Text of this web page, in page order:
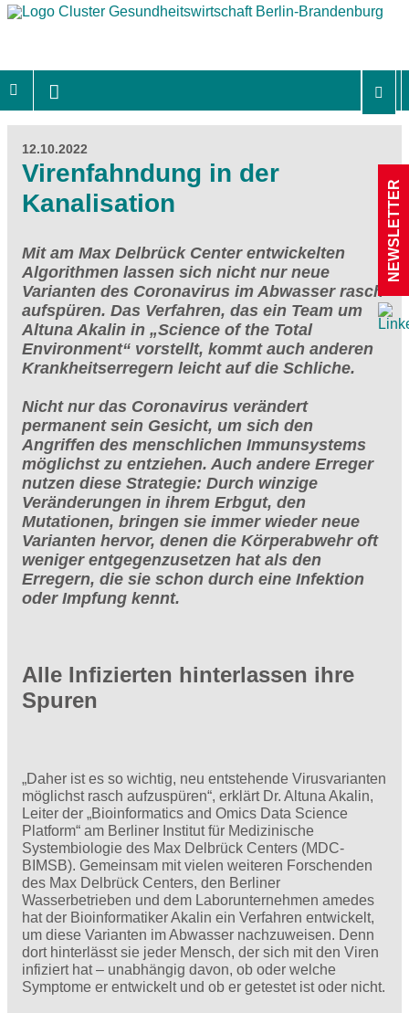
12.10.2022
Virenfahndung in der
Kanalisation
Mit am Max Delbrück Center entwickelten
Algorithmen lassen sich nicht nur neue
Varianten des Coronavirus im Abwasser rasch
aufspüren. Das Verfahren, das ein Team um
Altuna Akalin in „Science of the Total
Environment“ vorstellt, kommt auch anderen
Krankheitserregern leicht auf die Schliche.
Nicht nur das Coronavirus verändert
permanent sein Gesicht, um sich den
Angriffen des menschlichen Immunsystems
möglichst zu entziehen. Auch andere Erreger
nutzen diese Strategie: Durch winzige
Veränderungen in ihrem Erbgut, den
Mutationen, bringen sie immer wieder neue
Varianten hervor, denen die Körperabwehr oft
weniger entgegenzusetzen hat als den
Erregern, die sie schon durch eine Infektion
oder Impfung kennt.
Alle Infizierten hinterlassen ihre
Spuren
„Daher ist es so wichtig, neu entstehende Virusvarianten
möglichst rasch aufzuspüren“, erklärt Dr. Altuna Akalin,
Leiter der „Bioinformatics and Omics Data Science
Platform“ am Berliner Institut für Medizinische
Systembiologie des Max Delbrück Centers (MDC-
BIMSB). Gemeinsam mit vielen weiteren Forschenden
des Max Delbrück Centers, den Berliner
Wasserbetrieben und dem Laborunternehmen amedes
hat der Bioinformatiker Akalin ein Verfahren entwickelt,
um diese Varianten im Abwasser nachzuweisen. Denn
dort hinterlässt sie jeder Mensch, der sich mit den Viren
infiziert hat – unabhängig davon, ob oder welche
Symptome er entwickelt und ob er getestet ist oder nicht.
NEWSLETTER